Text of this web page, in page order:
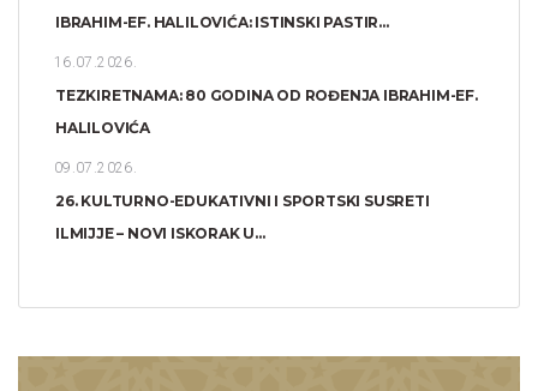
IBRAHIM-EF. HALILOVIĆA: ISTINSKI PASTIR...
16.07.2026.
TEZKIRETNAMA: 80 GODINA OD ROĐENJA IBRAHIM-EF.
HALILOVIĆA
09.07.2026.
26. KULTURNO-EDUKATIVNI I SPORTSKI SUSRETI
ILMIJJE – NOVI ISKORAK U...